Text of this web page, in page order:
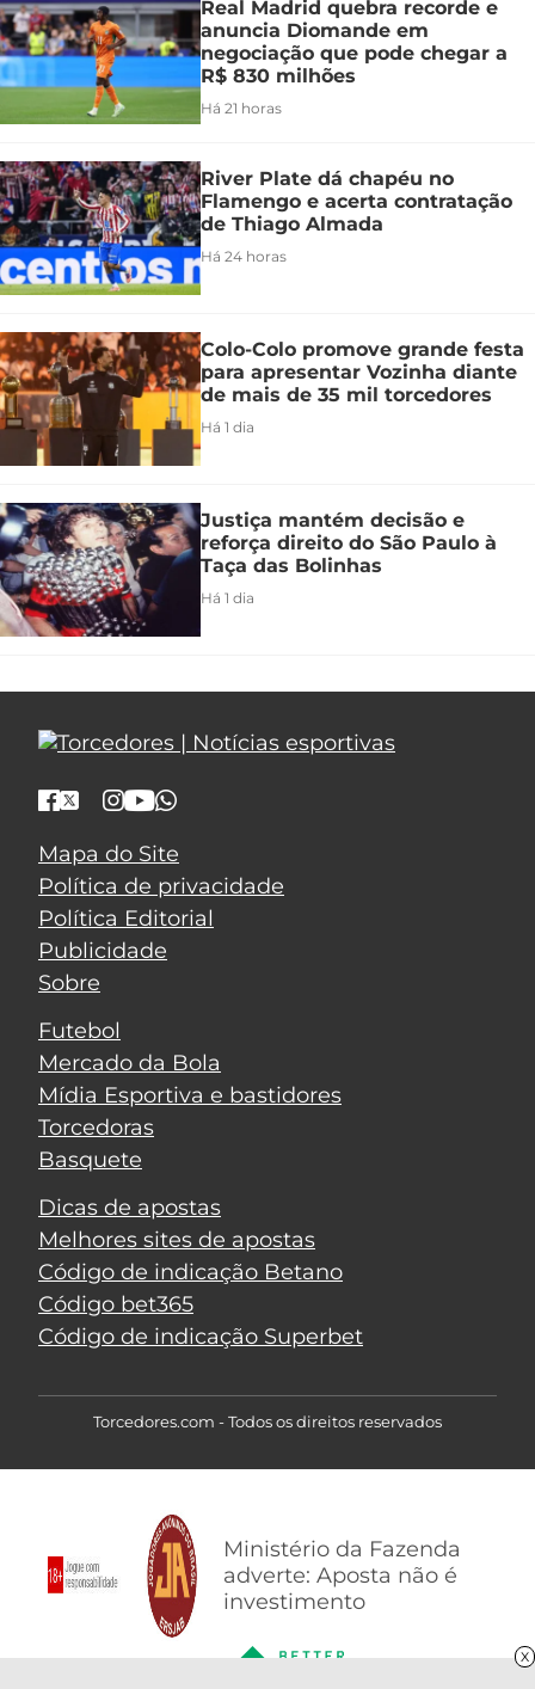
X
Real Madrid quebra recorde e
anuncia Diomande em
negociação que pode chegar a
R$ 830 milhões
Há 21 horas
River Plate dá chapéu no
Flamengo e acerta contratação
de Thiago Almada
Há 24 horas
Colo-Colo promove grande festa
para apresentar Vozinha diante
de mais de 35 mil torcedores
Há 1 dia
Justiça mantém decisão e
reforça direito do São Paulo à
Taça das Bolinhas
Há 1 dia
Mapa do Site
Política de privacidade
Política Editorial
Publicidade
Sobre
Futebol
Mercado da Bola
Mídia Esportiva e bastidores
Torcedoras
Basquete
Dicas de apostas
Melhores sites de apostas
Código de indicação Betano
Código bet365
Código de indicação Superbet
Torcedores.com - Todos os direitos reservados
Ministério da Fazenda
adverte: Aposta não é
investimento